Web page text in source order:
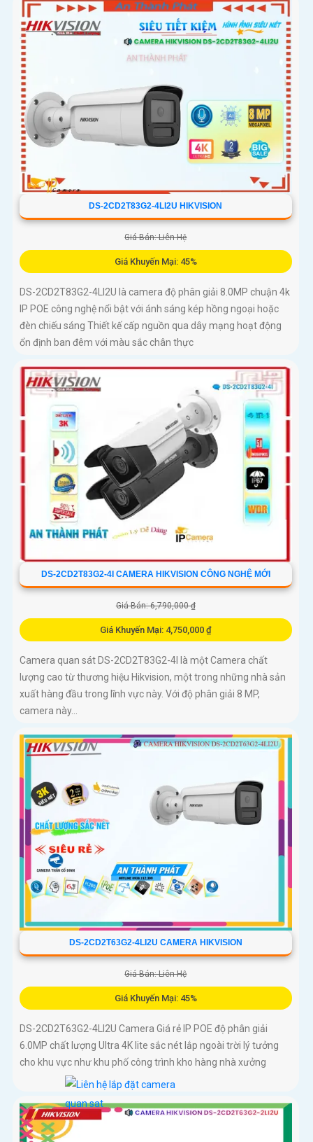
DS-2CD2T83G2-4LI2U HIKVISION
Giá Bán: Liên Hệ
Giá Khuyến Mại: 45%
DS-2CD2T83G2-4LI2U là camera độ phân giải 8.0MP chuận 4k
IP POE công nghệ nổi bật với ánh sáng kép hồng ngoại hoặc
đèn chiếu sáng Thiết kế cấp nguồn qua dây mạng hoạt động
ổn định ban đêm với màu sắc chân thực
DS-2CD2T83G2-4I CAMERA HIKVISION CÔNG NGHỆ MỚI
Giá Bán: 6,790,000 ₫
Giá Khuyến Mại: 4,750,000 ₫
Camera quan sát DS-2CD2T83G2-4I là một Camera chất
lượng cao từ thương hiệu Hikvision, một trong những nhà sản
xuất hàng đầu trong lĩnh vực này. Với độ phân giải 8 MP,
camera này...
DS-2CD2T63G2-4LI2U CAMERA HIKVISION
Giá Bán: Liên Hệ
Giá Khuyến Mại: 45%
DS-2CD2T63G2-4LI2U Camera Giá rẻ IP POE độ phân giải
6.0MP chất lượng Ultra 4K lite sắc nét lắp ngoài trời lý tưởng
cho khu vực như khu phố công trình kho hàng nhà xưởng